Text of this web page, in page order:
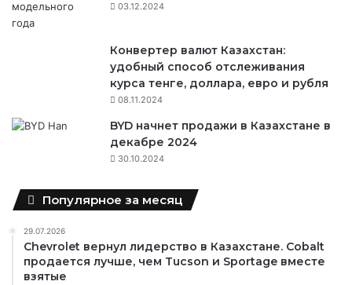
03.12.2024
Конвертер валют Казахстан:
удобный способ отслеживания
курса тенге, доллара, евро и рубля
08.11.2024
BYD начнет продажи в Казахстане в
декабре 2024
30.10.2024
Популярное за месяц
29.07.2026
Chevrolet вернул лидерство в Казахстане. Cobalt
продается лучше, чем Tucson и Sportage вместе
взятые